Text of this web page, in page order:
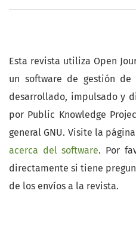
Esta revista utiliza Open
un software de gestión
desarrollado, impulsado y
por Public Knowledge
general GNU. Visite la
acerca del software. Por
directamente si tiene
de los envíos a la revista.